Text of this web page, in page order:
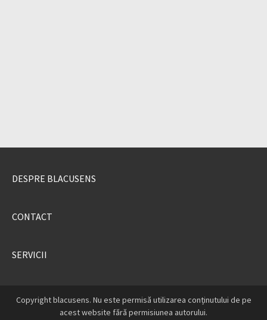
DESPRE BLACUSENS
CONTACT
SERVICII
Copyright blacusens. Nu este permisă utilizarea conținutului de pe
acest website fără permisiunea autorului.